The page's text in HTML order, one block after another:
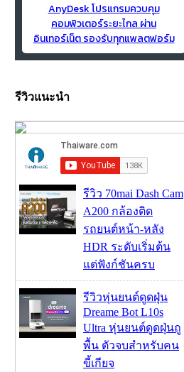
AnyDesk โปรแกรมควบคุม
คอมพิวเตอร์ระยะไกล ผ่าน
อินเทอร์เน็ต รองรับทุกแพลตฟอร์ม
รีวิวแนะนำ
รีวิว 70mai Dash Cam
A200 กล้องติด
รถยนต์หน้า-หลัง
HDR ระดับเริ่มต้น
แต่ฟังก์ชันครบ
รีวิวหุ่นยนต์ดูดฝุ่น
Dreame Bot L10s
Ultra หุ่นยนต์ดูดฝุ่นถู
พื้น ตัวจบสำหรับคน
ขี้เกียจ